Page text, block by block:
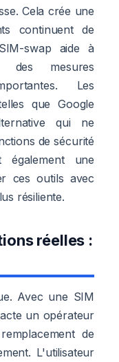
Cela crée une
continuent de
swap aide à
mesures
Les
que Google
qui ne
de sécurité
également une
ces outils avec
résiliente.
réelles :
Avec une SIM
un opérateur
de
L'utilisateur